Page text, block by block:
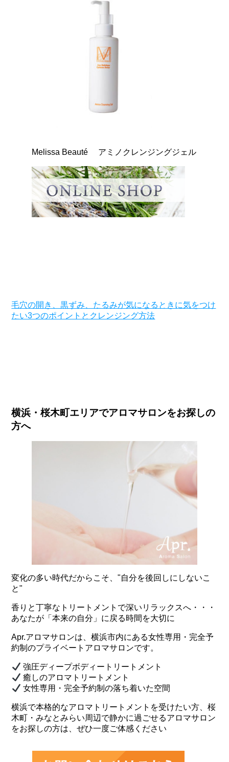
Melissa Beauté アミノクレンジングジェル
毛穴の開き、黒ずみ、たるみが気になるときに気をつけ
たい3つのポイントとクレンジング方法
横浜・桜木町エリアでアロマサロンをお探しの
方へ
変化の多い時代だからこそ、"自分を後回しにしないこ
と"
香りと丁寧なトリートメントで深いリラックスへ・・・
あなたが「本来の自分」に戻る時間を大切に
Apr.アロマサロンは、横浜市内にある女性専用・完全予
約制のプライベートアロマサロンです。
強圧ディープボディートリートメント
癒しのアロマトリートメント
女性専用・完全予約制の落ち着いた空間
横浜で本格的なアロマトリートメントを受けたい方、桜
木町・みなとみらい周辺で静かに過ごせるアロマサロン
をお探しの方は、ぜひ一度ご体感ください